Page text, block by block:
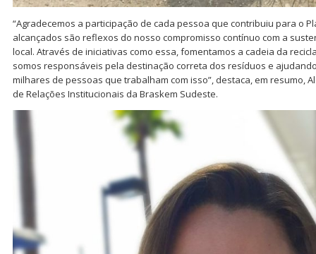
“Agradecemos a participação de cada pessoa que contribuiu para o
alcançados são reflexos do nosso compromisso contínuo com a
local. Através de iniciativas como essa, fomentamos a cadeia da
somos responsáveis pela destinação correta dos resíduos e
milhares de pessoas que trabalham com isso”, destaca, em resumo,
de Relações Institucionais da Braskem Sudeste.